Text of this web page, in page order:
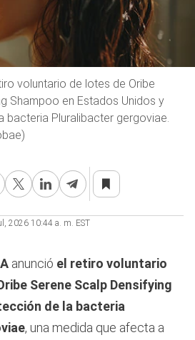
voluntario de lotes de Oribe
Shampoo en Estados Unidos y
bacteria Pluralibacter gergoviae.
2026 10:44 a. m. EST
anunció el retiro voluntario
Serene Scalp Densifying
de la bacteria
, una medida que afecta a